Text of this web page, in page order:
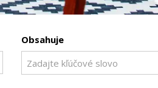
Obsahuje